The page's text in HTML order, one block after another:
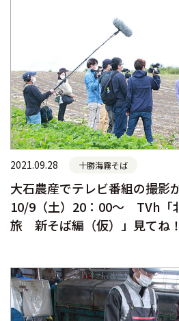
2021.09.28 十勝海霧そば
大石農産でテレビ番組の撮影
10/9（土）20：00～ TVh「
旅 新そば編（仮）」見てね！